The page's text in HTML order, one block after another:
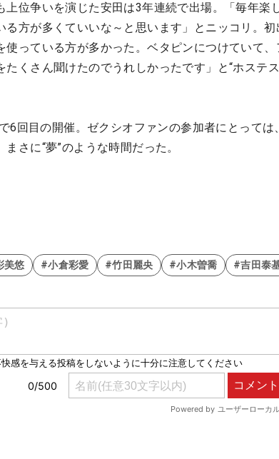
上位争いを演じた安田は3年連続で出場。「毎年楽
る方が多くていいな～と思います」とニッコリ。初
使っている方が多かった。ベタピンにつけていて、
くさん聞けたのでうれしかったです」と“ホステ
6回目の開催。ゼクシオファンの参加者にとっては
さに“夢”のような時間だった。
美悠 #小倉彩愛 #竹田麗央 #小木曽喬 #吉田泰